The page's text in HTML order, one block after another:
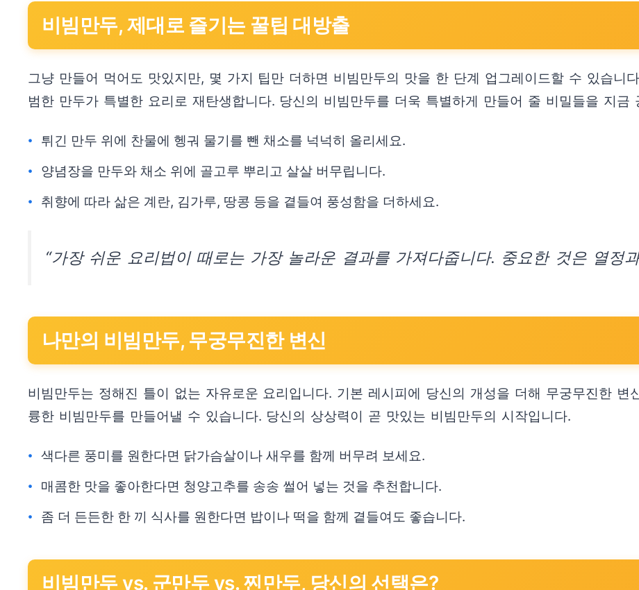
비빔만두, 제대로 즐기는 꿀팁 대방출
그냥 만들어 먹어도 맛있지만, 몇 가지 팁만 더하면 비빔만두의 맛을 한 단계 업그레이드할 수 있습니
범한 만두가 특별한 요리로 재탄생합니다. 당신의 비빔만두를 더욱 특별하게 만들어 줄 비밀들을 지금
튀긴 만두 위에 찬물에 헹궈 물기를 뺀 채소를 넉넉히 올리세요.
양념장을 만두와 채소 위에 골고루 뿌리고 살살 버무립니다.
취향에 따라 삶은 계란, 김가루, 땅콩 등을 곁들여 풍성함을 더하세요.
“가장 쉬운 요리법이 때로는 가장 놀라운 결과를 가져다줍니다. 중요한 것은 열정
나만의 비빔만두, 무궁무진한 변신
비빔만두는 정해진 틀이 없는 자유로운 요리입니다. 기본 레시피에 당신의 개성을 더해 무궁무진한
륭한 비빔만두를 만들어낼 수 있습니다. 당신의 상상력이 곧 맛있는 비빔만두의 시작입니다.
색다른 풍미를 원한다면 닭가슴살이나 새우를 함께 버무려 보세요.
매콤한 맛을 좋아한다면 청양고추를 송송 썰어 넣는 것을 추천합니다.
좀 더 든든한 한 끼 식사를 원한다면 밥이나 떡을 함께 곁들여도 좋습니다.
비빔만두 vs. 군만두 vs. 찐만두, 당신의 선택은?